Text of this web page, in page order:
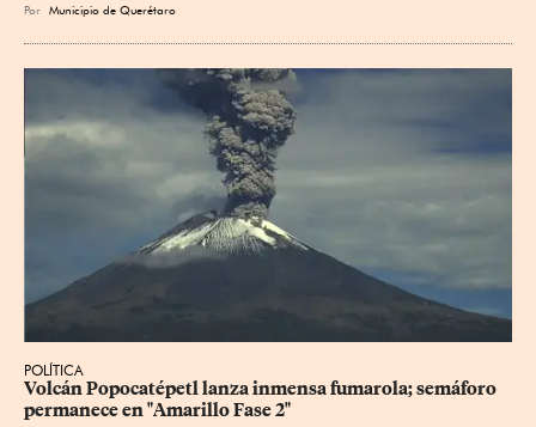
Por Municipio de Querétaro
POLÍTICA
Volcán Popocatépetl lanza inmensa fumarola; semáforo
permanece en "Amarillo Fase 2"